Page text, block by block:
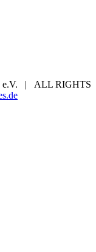
e.V. | ALL RIGHTS